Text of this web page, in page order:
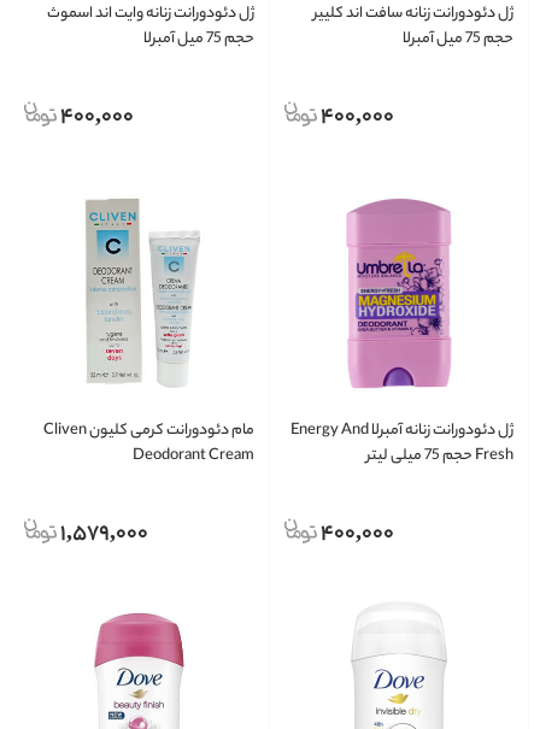
ژل دئودورانت زنانه سافت اند کلییر
حجم 75 میل آمبرلا
400,000
ژل دئودورانت زنانه وایت اند اسموث
حجم 75 میل آمبرلا
400,000
ژل دئودورانت زنانه آمبرلا Energy And
Fresh حجم 75 میلی لیتر
400,000
مام دئودورانت کرمی کلیون Cliven
Deodorant Cream
1,579,000